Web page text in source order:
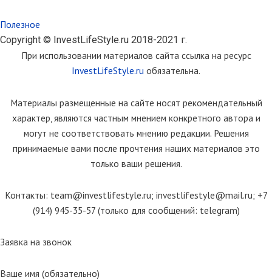
Полезное
Copyright © InvestLifeStyle.ru 2018-2021 г.
При использовании материалов сайта ссылка на ресурс
InvestLifeStyle.ru обязательна.
Материалы размещенные на сайте носят рекомендательный
характер, являются частным мнением конкретного автора и
могут не соответствовать мнению редакции. Решения
принимаемые вами после прочтения наших материалов это
только ваши решения.
Контакты: team@investlifestyle.ru; investlifestyle@mail.ru; +7
(914) 945-35-57 (только для сообщений: telegram)
Scroll
Заявка на звонок
Ваше имя (обязательно)